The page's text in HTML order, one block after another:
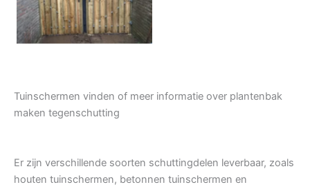
Tuinschermen vinden of meer informatie over plantenbak
maken tegenschutting
Er zijn verschillende soorten schuttingdelen leverbaar, zoals
houten tuinschermen, betonnen tuinschermen en